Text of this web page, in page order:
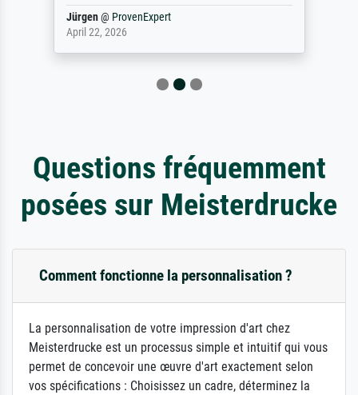
Jürgen@ ProvenExpert
April 22, 2026
Questions fréquemment
posées sur Meisterdrucke
Comment fonctionne la personnalisation ?
La personnalisation de votre impression d'art chez
Meisterdrucke est un processus simple et intuitif qui vous
permet de concevoir une œuvre d'art exactement selon
vos spécifications : Choisissez un cadre, déterminez la